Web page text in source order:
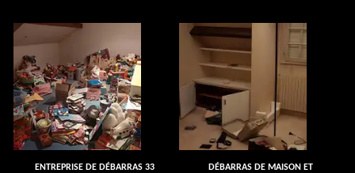
ENTREPRISE DE DÉBARRAS 33
DÉBARRAS DE MAISON ET